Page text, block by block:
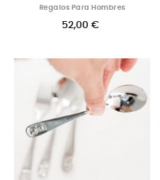
Regalos Para Hombres
52,00 €